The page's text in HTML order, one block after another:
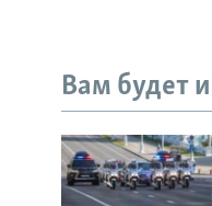
Вам будет